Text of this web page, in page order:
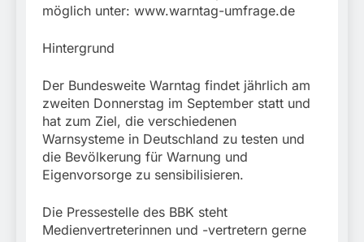
möglich unter: www.warntag-umfrage.de
Hintergrund
Der Bundesweite Warntag findet jährlich am
zweiten Donnerstag im September statt und
hat zum Ziel, die verschiedenen
Warnsysteme in Deutschland zu testen und
die Bevölkerung für Warnung und
Eigenvorsorge zu sensibilisieren.
Die Pressestelle des BBK steht
Medienvertreterinnen und -vertretern gerne